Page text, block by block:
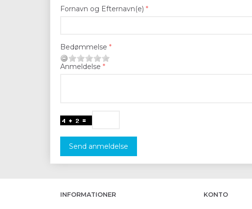
Fornavn og Efternavn(e)
Bedømmelse
Anmeldelse
Send anmeldelse
INFORMATIONER KONTO